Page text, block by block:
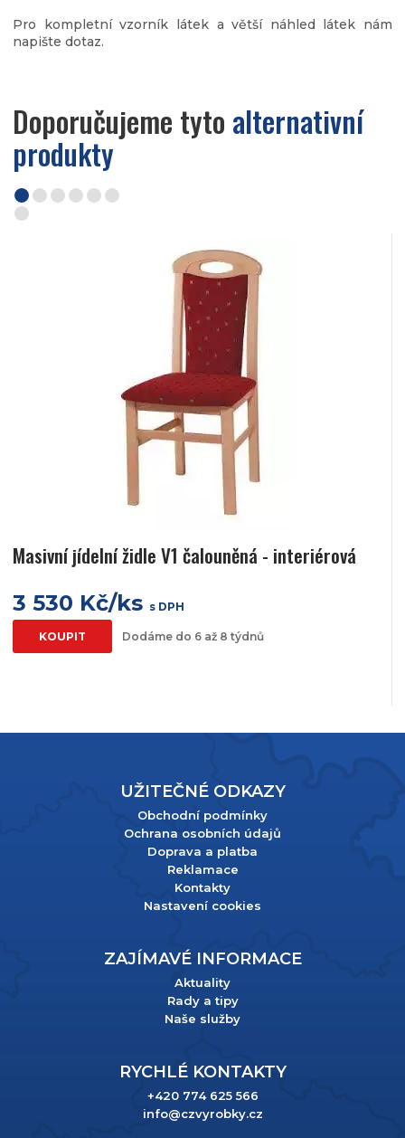
Pro kompletní vzorník látek a větší náhled látek nám
napište dotaz.
Doporučujeme tyto alternativní
produkty
Masivní jídelní židle V1 čalouněná - interiérová
3 530 Kč/ks s DPH
KOUPIT Dodáme do 6 až 8 týdnů
UŽITEČNÉ ODKAZY
Obchodní podmínky
Ochrana osobních údajů
Doprava a platba
Reklamace
Kontakty
Nastavení cookies
ZAJÍMAVÉ INFORMACE
Aktuality
Rady a tipy
Naše služby
RYCHLÉ KONTAKTY
+420 774 625 566
info@czvyrobky.cz